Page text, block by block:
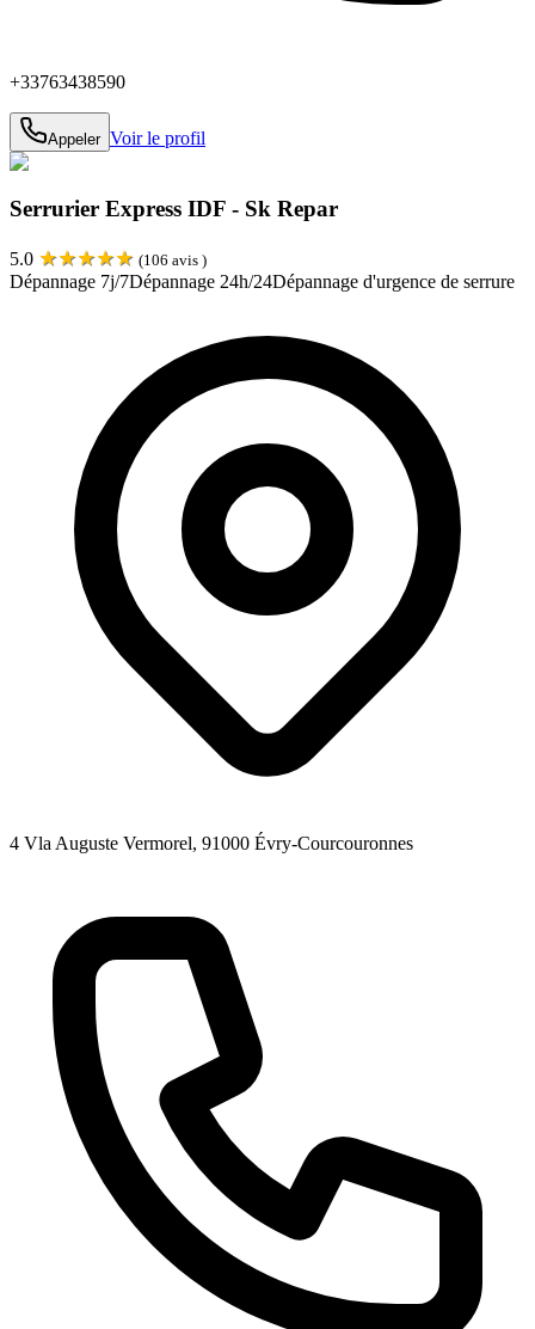
+33763438590
Appeler Voir le profil
Serrurier Express IDF - Sk Repar
5.0 ★★★★★ (106 avis )
Dépannage 7j/7Dépannage 24h/24Dépannage d'urgence de serrure
4 Vla Auguste Vermorel, 91000 Évry-Courcouronnes